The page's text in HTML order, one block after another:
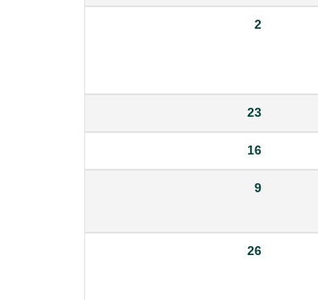
2
23
16
9
26